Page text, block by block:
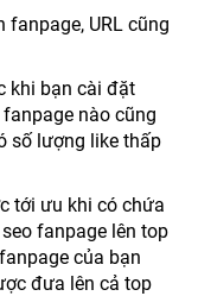
URL cũng
khi bạn cài đặt
nào cũng
số lượng like thấp
tới ưu khi có chứa
fanpage lên top
của bạn
đưa lên cả top